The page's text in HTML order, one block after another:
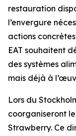
restauration
l’envergure
actions
EAT souhaitent
des systèmes
mais déjà à
Lors du
coorganiseront
Strawberry. Ce